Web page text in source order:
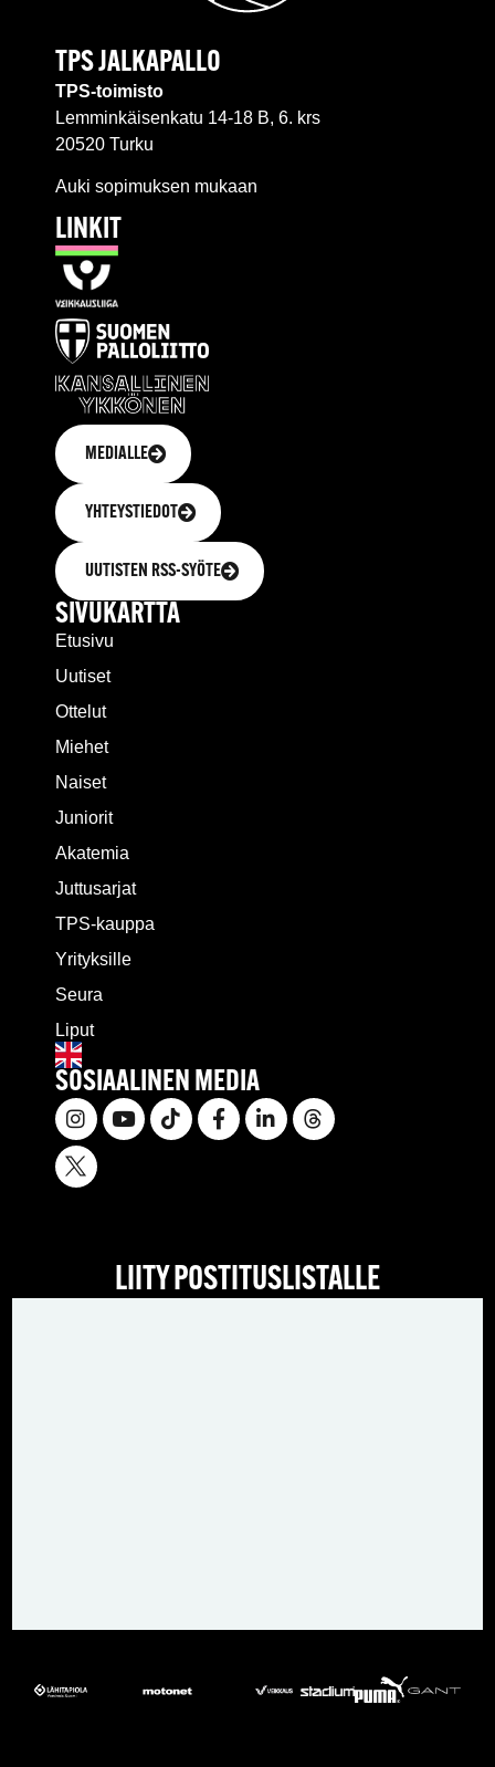
TPS JALKAPALLO
TPS-toimisto
Lemminkäisenkatu 14-18 B, 6. krs
20520 Turku
Auki sopimuksen mukaan
LINKIT
MEDIALLE
YHTEYSTIEDOT
UUTISTEN RSS-SYÖTE
SIVUKARTTA
Etusivu
Uutiset
Ottelut
Miehet
Naiset
Juniorit
Akatemia
Juttusarjat
TPS-kauppa
Yrityksille
Seura
Liput
SOSIAALINEN MEDIA
LIITY POSTITUSLISTALLE